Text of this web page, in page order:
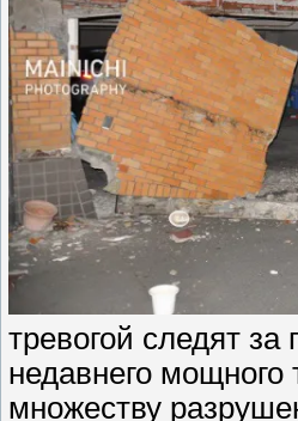
тревогой следят
недавнего
множеству